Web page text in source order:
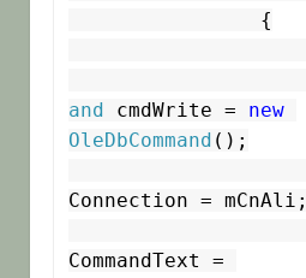
and
cmdWrite = new
OleDbCommand ();
Connection = mCnAli;
CommandText =